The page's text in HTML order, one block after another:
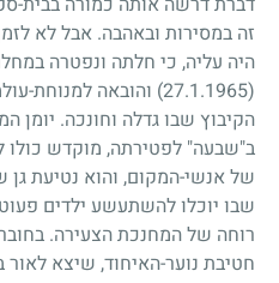
זה במסירות ובאהבה. אבל לא
היה עליה, כי חלתה ונפטרה
(27.1.1965)
והובאה למנוחת-
הקיבוץ שבו גדלה וחונכה. יומן
ב"שבעה" לפטירתה, מוקדש כולו
של אנשי-המקום, והוא נטיעת גן
שבו יוכלו להשתעשע ילדים
רוחה של המחנכת הצעירה.
חטיבת נוער-האיחוד, שיצא